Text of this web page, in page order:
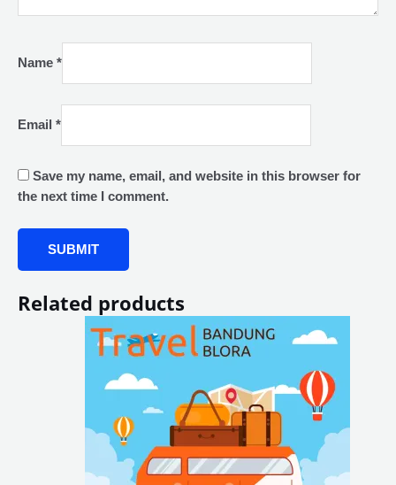
Name *
Email *
Save my name, email, and website in this browser for
the next time I comment.
Related products